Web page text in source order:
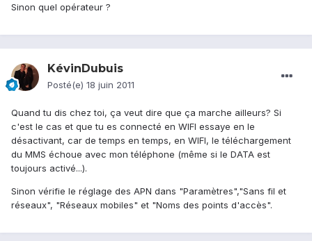
Sinon quel opérateur ?
KévinDubuis
Posté(e) 18 juin 2011
Quand tu dis chez toi, ça veut dire que ça marche ailleurs? Si
c'est le cas et que tu es connecté en WIFI essaye en le
désactivant, car de temps en temps, en WIFI, le téléchargement
du MMS échoue avec mon téléphone (même si le DATA est
toujours activé...).
Sinon vérifie le réglage des APN dans "Paramètres","Sans fil et
réseaux", "Réseaux mobiles" et "Noms des points d'accès".